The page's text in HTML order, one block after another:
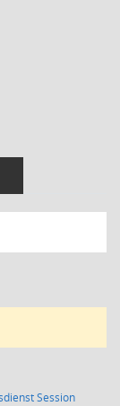
Session(Wird in